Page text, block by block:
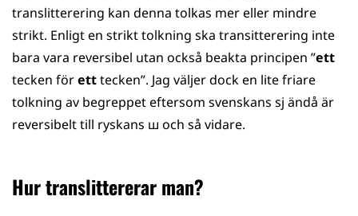
translitterering kan denna tolkas mer eller mindre
strikt. Enligt en strikt tolkning ska transitterering inte
bara vara reversibel utan också beakta principen ”ett
tecken företttecken”. Jag väljer dock en lite friare
tolkning av begreppet eftersom svenskans sj ändå är
reversibelt till ryskans ш och så vidare.
Hur translittererar man?